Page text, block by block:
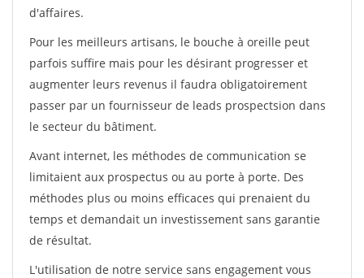
d'affaires.
Pour les meilleurs artisans, le bouche à oreille peut
parfois suffire mais pour les désirant progresser et
augmenter leurs revenus il faudra obligatoirement
passer par un fournisseur de leads prospectsion dans
le secteur du bâtiment.
Avant internet, les méthodes de communication se
limitaient aux prospectus ou au porte à porte. Des
méthodes plus ou moins efficaces qui prenaient du
temps et demandait un investissement sans garantie
de résultat.
L'utilisation de notre service sans engagement vous